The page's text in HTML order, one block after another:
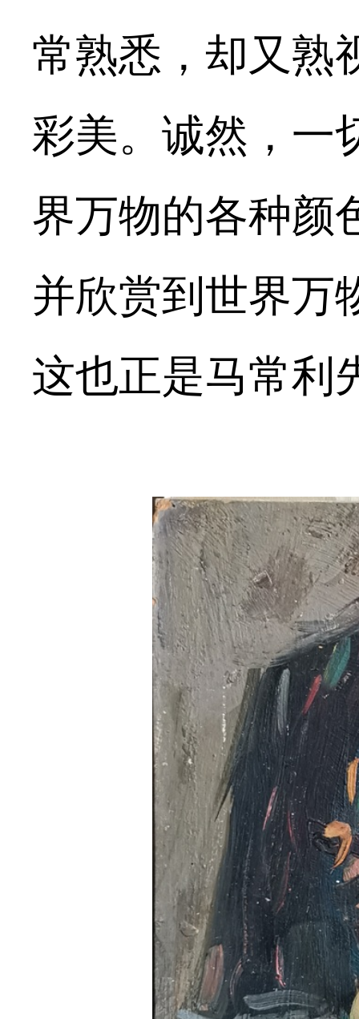
常熟悉，却又熟
彩美。诚然，一
界万物的各种颜
并欣赏到世界万
这也正是马常利